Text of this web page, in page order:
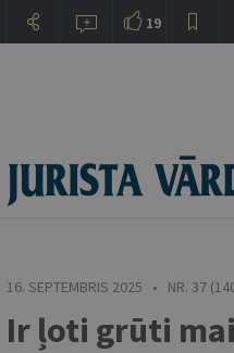
16. SEPTEMBRIS 2025 • NR. 37
Ir ļoti grūti
19